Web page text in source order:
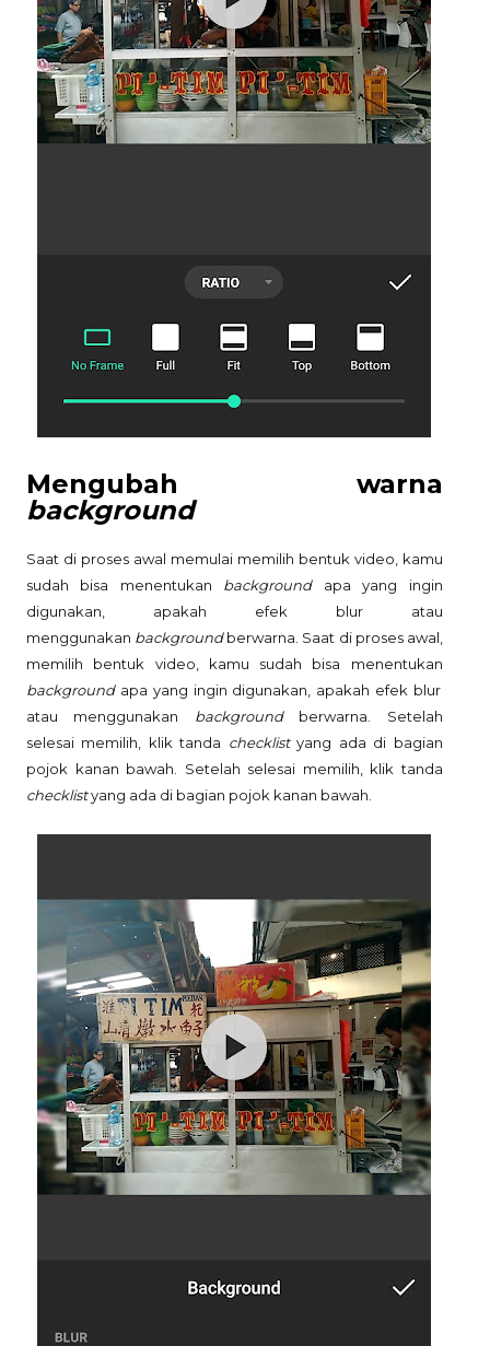
Mengubah warna
background
Saat di proses awal memulai memilih bentuk video, kamu
sudah bisa menentukan background apa yang ingin
digunakan, apakah efek blur atau
menggunakan backgroundberwarna. Saat di proses awal,
memilih bentuk video, kamu sudah bisa menentukan
backgroundapa yang ingin digunakan, apakah efek blur
atau menggunakan backgroundberwarna. Setelah
selesai memilih, klik tanda checklistyang ada di bagian
pojok kanan bawah. Setelah selesai memilih, klik tanda
checklistyang ada di bagian pojok kanan bawah.